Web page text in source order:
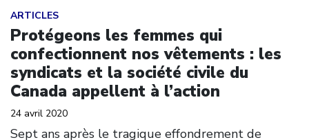
ARTICLES
Protégeons les femmes qui
confectionnent nos vêtements : les
syndicats et la société civile du
Canada appellent à l’action
24 avril 2020
Sept ans après le tragique effondrement de